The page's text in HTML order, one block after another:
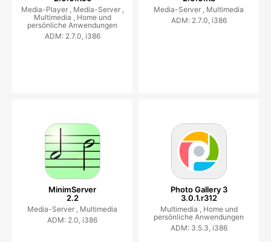
Media-Player , Media-Server ,
Multimedia , Home und
persönliche Anwendungen
ADM: 2.7.0, i386
Media-Server , Multimedia
ADM: 2.7.0, i386
MinimServer
2.2
Media-Server , Multimedia
ADM: 2.0, i386
Photo Gallery 3
3.0.1.r312
Multimedia , Home und
persönliche Anwendungen
ADM: 3.5.3, i386